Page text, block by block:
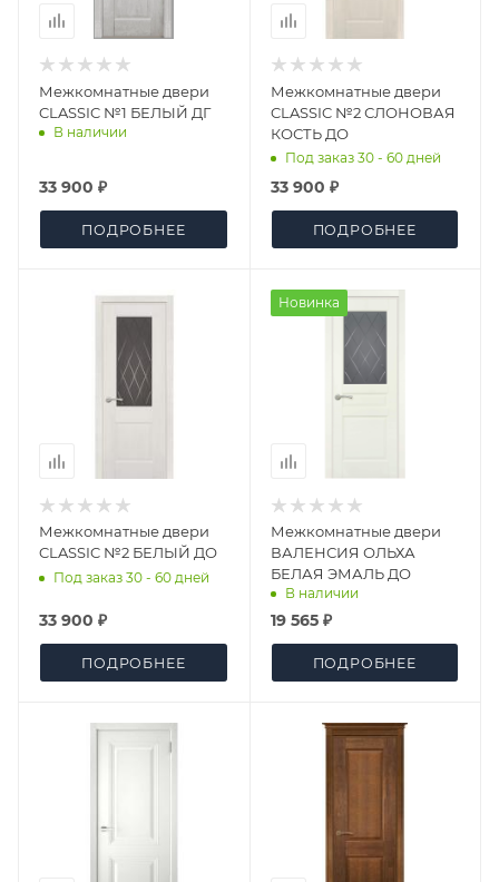
Межкомнатные двери
CLASSIC №1 БЕЛЫЙ ДГ
В наличии
33 900 ₽
ПОДРОБНЕЕ
Межкомнатные двери
CLASSIC №2 СЛОНОВАЯ
КОСТЬ ДО
Под заказ 30 - 60 дней
33 900 ₽
ПОДРОБНЕЕ
Межкомнатные двери
CLASSIC №2 БЕЛЫЙ ДО
Под заказ 30 - 60 дней
33 900 ₽
ПОДРОБНЕЕ
Новинка
Межкомнатные двери
ВАЛЕНСИЯ ОЛЬХА
БЕЛАЯ ЭМАЛЬ ДО
В наличии
19 565 ₽
ПОДРОБНЕЕ